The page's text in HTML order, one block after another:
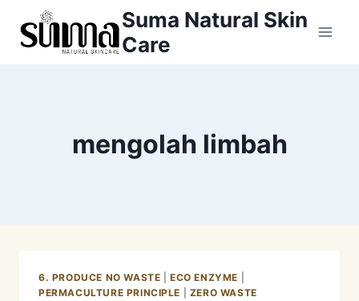
Suma Natural Skin
Care
mengolah limbah
6. PRODUCE NO WASTE |ECO ENZYME
PERMACULTURE PRINCIPLE
ZERO WASTE